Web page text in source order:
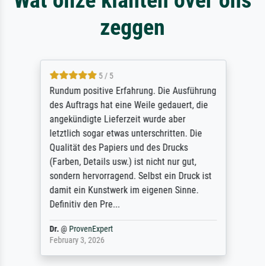
zeggen
5 / 5
Rundum positive Erfahrung. Die Ausführung
des Auftrags hat eine Weile gedauert, die
angekündigte Lieferzeit wurde aber
letztlich sogar etwas unterschritten. Die
Qualität des Papiers und des Drucks
(Farben, Details usw.) ist nicht nur gut,
sondern hervorragend. Selbst ein Druck ist
damit ein Kunstwerk im eigenen Sinne.
Definitiv den Pre...
Dr.@ ProvenExpert
February 3, 2026